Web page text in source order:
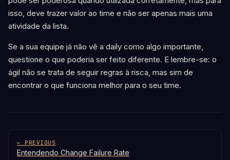
isso, deve trazer valor ao time e não ser apenas mais uma
atividade da lista.
Se a sua equipe já não vê a daily como algo importante,
questione o que poderia ser feito diferente. E lembre-se: o
ágil não se trata de seguir regras à risca, mas sim de
encontrar o que funciona melhor para o seu time.
← PREVIOUS
Entendendo Change Failure Rate